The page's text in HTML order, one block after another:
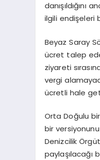
danışıldığını
ilgili endişeleri
Beyaz Saray
ücret talep
ziyareti
vergi
ücretli hale
Orta Doğulu
bir
Denizcilik
paylaşılacağı